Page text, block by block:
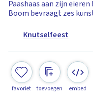
Paashaas aan zijn
Boom bevraagt zes
Knutselfeest
favoriet toevoegen embed